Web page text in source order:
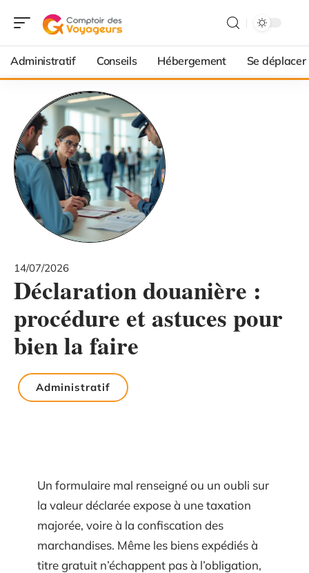
Administratif Conseils Hébergement Se déplacer
14/07/2026
Déclaration douanière :
procédure et astuces pour
bien la faire
Administratif
Un formulaire mal renseigné ou un oubli sur
la valeur déclarée expose à une taxation
majorée, voire à la confiscation des
marchandises. Même les biens expédiés à
titre gratuit n’échappent pas à l’obligation,